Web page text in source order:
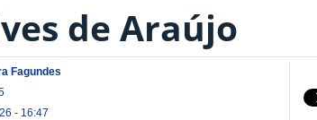
de Araújo
Fagundes
- 16:47